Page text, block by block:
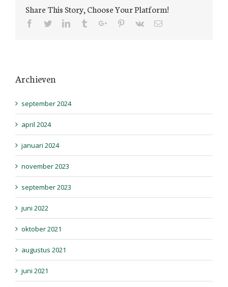
Share This Story, Choose Your Platform!
Facebook
TwitterLinkedinTumblrGoogle+Pinterest
Vk Email
Archieven
september 2024
april 2024
januari 2024
november 2023
september 2023
juni 2022
oktober 2021
augustus 2021
juni 2021